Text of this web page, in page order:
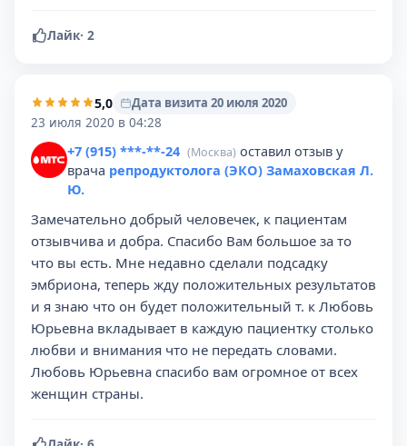
Лайк· 2
5,0
Дата визита 20 июля 2020
23 июля 2020 в 04:28
+7 (915) ***-**-24 (Москва) оставил отзыв у
врача репродуктолога (ЭКО) Замаховская Л.
Ю.
Замечательно добрый человечек, к пациентам
отзывчива и добра. Спасибо Вам большое за то
что вы есть. Мне недавно сделали подсадку
эмбриона, теперь жду положительных результатов
и я знаю что он будет положительный т. к Любовь
Юрьевна вкладывает в каждую пациентку столько
любви и внимания что не передать словами.
Любовь Юрьевна спасибо вам огромное от всех
женщин страны.